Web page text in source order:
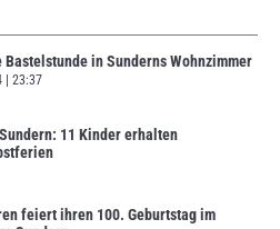
in Sunderns Wohnzimmer
23:37
11 Kinder erhalten
feiert ihren 100. Geburtstag im